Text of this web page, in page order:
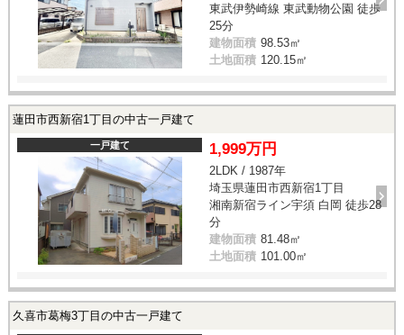
東武伊勢崎線 東武動物公園 徒歩
25分
建物面積 98.53㎡
土地面積 120.15㎡
蓮田市西新宿1丁目の中古一戸建て
一戸建て 1,999万円
2LDK / 1987年
埼玉県蓮田市西新宿1丁目
湘南新宿ライン宇須 白岡 徒歩28
分
建物面積 81.48㎡
土地面積 101.00㎡
久喜市葛梅3丁目の中古一戸建て